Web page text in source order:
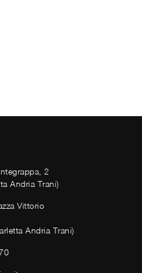
2
Andria Trani)
Vittorio
Andria Trani)